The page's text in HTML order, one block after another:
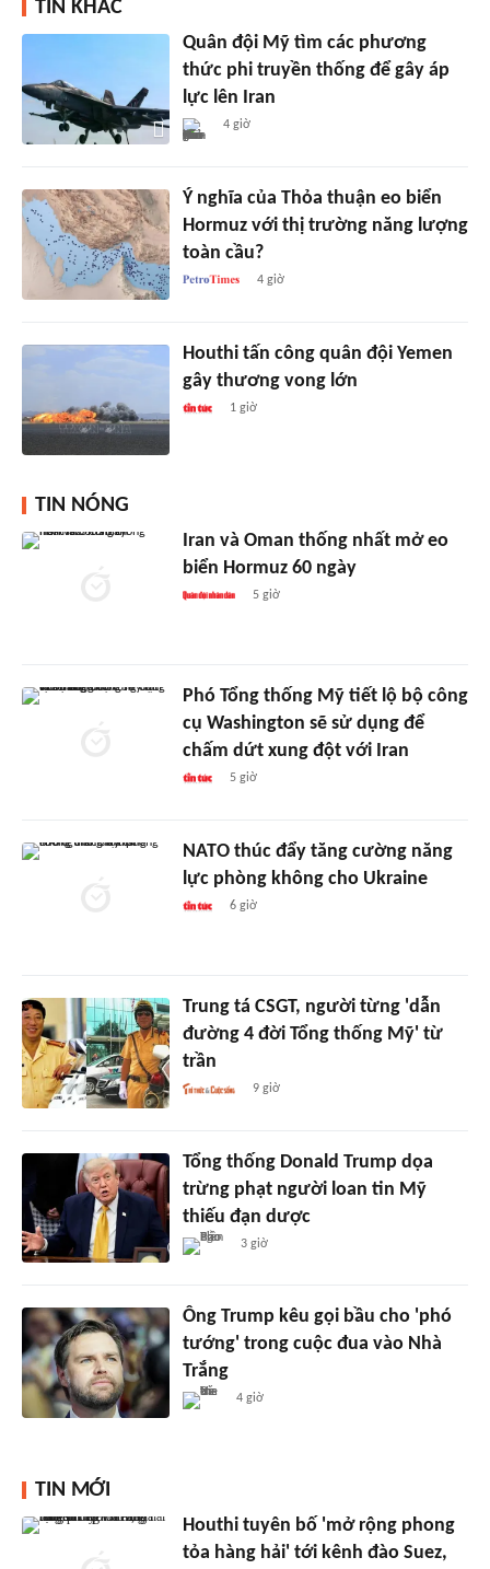
TIN KHÁC
Quân đội Mỹ tìm các phương
thức phi truyền thống để gây áp
lực lên Iran
4 giờ
Ý nghĩa của Thỏa thuận eo biển
Hormuz với thị trường năng lượng
toàn cầu?
4 giờ
Houthi tấn công quân đội Yemen
gây thương vong lớn
1 giờ
TIN NÓNG
Iran và Oman thống nhất mở eo
biển Hormuz 60 ngày
5 giờ
Phó Tổng thống Mỹ tiết lộ bộ công
cụ Washington sẽ sử dụng để
chấm dứt xung đột với Iran
5 giờ
NATO thúc đẩy tăng cường năng
lực phòng không cho Ukraine
6 giờ
Trung tá CSGT, người từng 'dẫn
đường 4 đời Tổng thống Mỹ' từ
trần
9 giờ
Tổng thống Donald Trump dọa
trừng phạt người loan tin Mỹ
thiếu đạn dược
3 giờ
Ông Trump kêu gọi bầu cho 'phó
tướng' trong cuộc đua vào Nhà
Trắng
4 giờ
TIN MỚI
Houthi tuyên bố 'mở rộng phong
tỏa hàng hải' tới kênh đào Suez,